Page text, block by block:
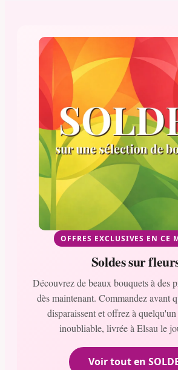
OFFRES EXCLUSIVES EN CE
Soldes sur
Découvrez de beaux bouquets à des
dès maintenant. Commandez avant
disparaissent et offrez à
inoubliable, livrée à Elsau le
Voir tout en